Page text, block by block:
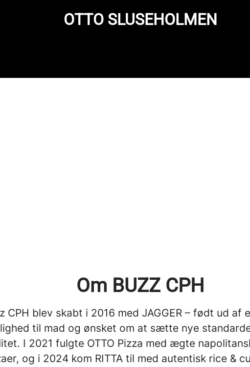
OTTO SLUSEHOLMEN
Om BUZZ CPH
CPH blev skabt i 2016 med JAGGER – født ud af
til mad og ønsket om at sætte nye
I 2021 fulgte OTTO Pizza med ægte
og i 2024 kom RITTA til med autentisk rice &